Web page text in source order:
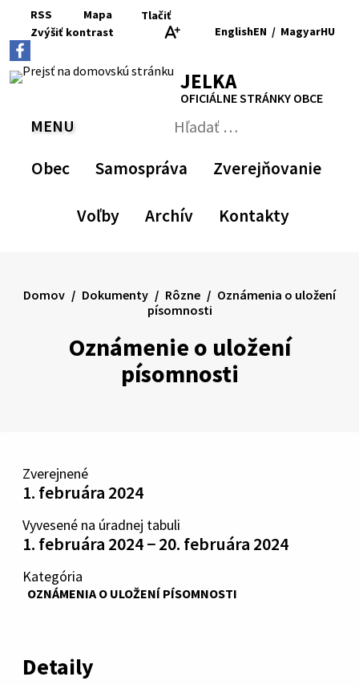
Preskočiť
obsah
RSS
RSS
Mapa
Mapa
Tlačiť
Tlačiť
Zvýšiť kontrast
kontrast
veľkosťpôvodnú
veľkosť
písma
veľkosť
písma
EnglishEN
English
/ MagyarHU
Magyar
JELKA
OFICIÁLNE STRÁNKY OBCE
PREPNÚŤ
MENU
Obec Samospráva Zverejňovanie
Voľby Archív Kontakty
Hľadať:
formulár
Oznámenie o uložení
písomnosti
Domov Dokumenty Rôzne
Oznámenia o uložení
písomnosti
Zverejnené
1. februára 2024
Vyvesené na úradnej tabuli
1. februára 2024 − 20. februára 2024
Kategória
OZNÁMENIA O ULOŽENÍ PÍSOMNOSTI
Detaily